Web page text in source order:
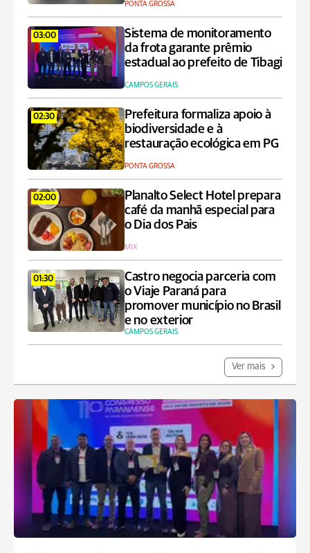
PONTA GROSSA
03:00
Sistema de monitoramento
da frota garante prêmio
estadual ao prefeito de Tibagi
CAMPOS GERAIS
02:30
Prefeitura formaliza apoio à
biodiversidade e à
restauração ecológica em PG
PONTA GROSSA
02:00
Planalto Select Hotel prepara
café da manhã especial para
o Dia dos Pais
MIX
01:30
Castro negocia parceria com
o Viaje Paraná para
promover município no Brasil
e no exterior
CAMPOS GERAIS
Ver mais